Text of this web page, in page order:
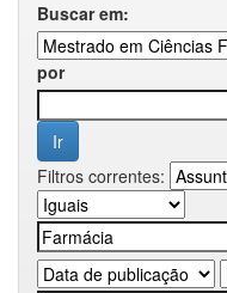
Buscar em:
por
Filtros correntes: